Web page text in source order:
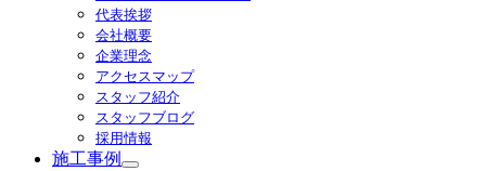
代表挨拶
会社概要
企業理念
アクセスマップ
スタッフ紹介
スタッフブログ
採用情報
施工事例